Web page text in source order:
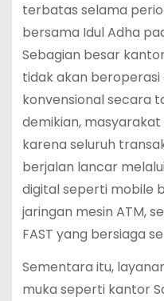
terbatas selama
bersama Idul Adha
Sebagian besar
tidak akan
konvensional secara
demikian,
karena seluruh
berjalan lancar
digital seperti mobile
jaringan mesin ATM,
FAST yang bersiaga
Sementara itu,
muka seperti kantor